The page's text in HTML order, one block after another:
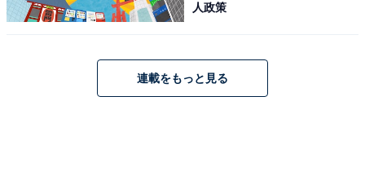
人政策
連載をもっと見る